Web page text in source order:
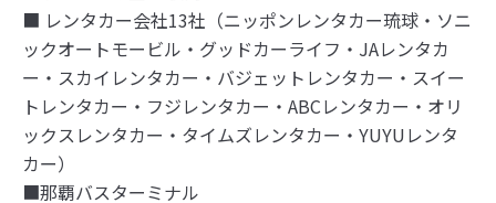
■ レンタカー会社13社（ニッポンレンタカー琉球・ソニ
ックオートモービル・グッドカーライフ・JAレンタカ
ー・スカイレンタカー・バジェットレンタカー・スイー
トレンタカー・フジレンタカー・ABCレンタカー・オリ
ックスレンタカー・タイムズレンタカー・YUYUレンタ
カー）
■那覇バスターミナル